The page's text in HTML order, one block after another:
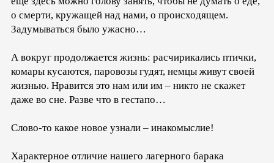
о смерти, кружащей над нами, о происходящем.
Задумываться было ужасно…
А вокруг продолжается жизнь: расчирикались птички,
комары кусаются, паровозы гудят, немцы живут своей
жизнью. Нравится это нам или им – никто не скажет
даже во сне. Разве что в гестапо…
Слово-то какое новое узнали – инакомыслие!
Характерное отличие нашего лагерного барака